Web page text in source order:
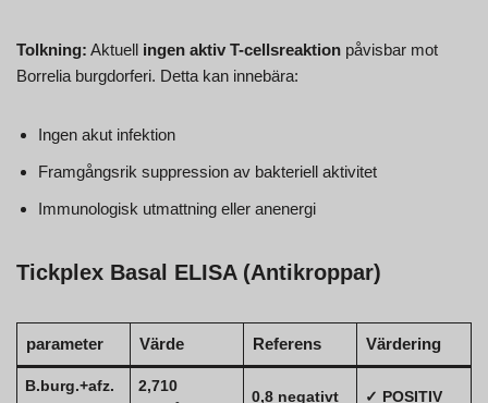
Tolkning: Aktuell ingen aktiv T-cellsreaktion påvisbar mot
Borrelia burgdorferi. Detta kan innebära:
Ingen akut infektion
Framgångsrik suppression av bakteriell aktivitet
Immunologisk utmattning eller anenergi
Tickplex Basal ELISA (Antikroppar)
parameter Värde Referens Värdering
B.burg.+afz.
2,710
0,8 negativt ✓ POSITIV